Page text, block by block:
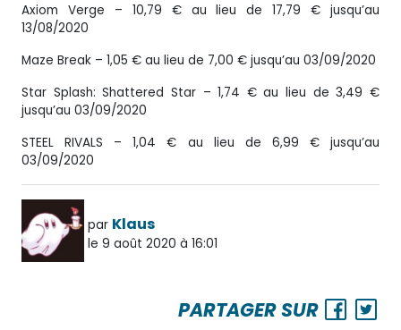
Axiom Verge – 10,79 € au lieu de 17,79 € jusqu’au
13/08/2020
Maze Break – 1,05 € au lieu de 7,00 € jusqu’au 03/09/2020
Star Splash: Shattered Star – 1,74 € au lieu de 3,49 €
jusqu’au 03/09/2020
STEEL RIVALS – 1,04 € au lieu de 6,99 € jusqu’au
03/09/2020
par Klaus
le 9 août 2020 à 16:01
PARTAGER SUR